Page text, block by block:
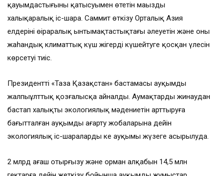
қауымдастығының қатысуымен өтетін маңызды
халықаралық іс-шара. Саммит өткізу Орталық Азия
елдерінің өңіраралық ынтымақтастықтағы әлеуетін және оның
жаһандық климаттық күш жігерді күшейтуге қосқан үлесін
көрсетуі тиіс.
Президенттің «Таза Қазақстан» бастамасы ауқымды
жалпыұлттық қозғалысқа айналды. Аумақтарды жинаудан
бастап халықтың экологиялық мәдениетін арттыруға
бағытталған ауқымды ағарту жобаларына дейін
экологиялық іс-шаралардың кең ауқымы жүзеге асырылуда.
2 млрд ағаш отырғызу және орман алқабын 14,5 млн